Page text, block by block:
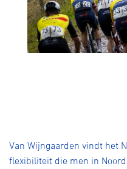
Van Wijngaarden vindt het
flexibiliteit die men in